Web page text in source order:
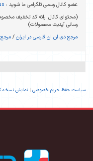
عضو کانال رسمی تلگرامی ما شوید :
(محتوای کانال ارائه کد تخفیف
رسانی آپدیت محصولات)
مرجع دی ان ان فارسی در ایران/
سیاست حفظ حریم خصوصی | نمایش نسخه